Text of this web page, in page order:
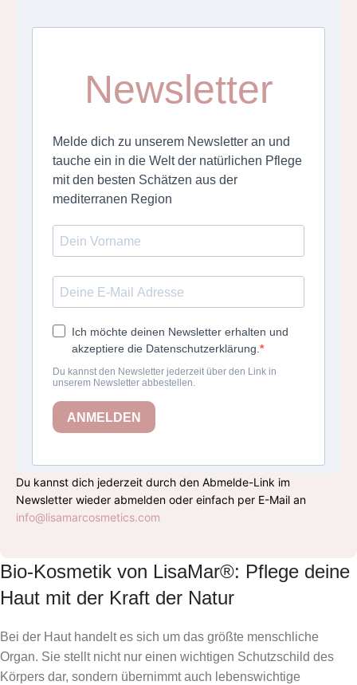
Du kannst dich jederzeit durch den Abmelde-Link im
Newsletter wieder abmelden oder einfach per E-Mail an
info@lisamarcosmetics.com
Bio-Kosmetik von LisaMar®: Pflege deine
Haut mit der Kraft der Natur
Bei der Haut handelt es sich um das größte menschliche
Organ. Sie stellt nicht nur einen wichtigen Schutzschild des
Körpers dar, sondern übernimmt auch lebenswichtige